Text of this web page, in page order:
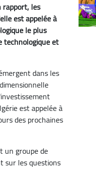
les
est appelée à
le plus
technologique et
dans les
est appelée à
des prochaines
un groupe de
sur les questions